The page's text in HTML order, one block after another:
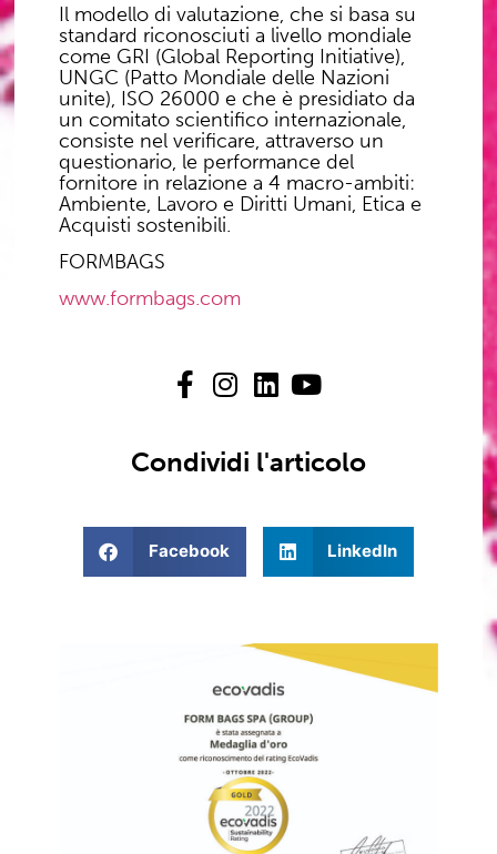
Il modello di valutazione, che si basa su
standard riconosciuti a livello mondiale
come GRI (Global Reporting Initiative),
UNGC (Patto Mondiale delle Nazioni
unite), ISO 26000 e che è presidiato da
un comitato scientifico internazionale,
consiste nel verificare, attraverso un
questionario, le performance del
fornitore in relazione a 4 macro-ambiti:
Ambiente, Lavoro e Diritti Umani, Etica e
Acquisti sostenibili.
FORMBAGS
www.formbags.com
Condividi l'articolo
Facebook LinkedIn